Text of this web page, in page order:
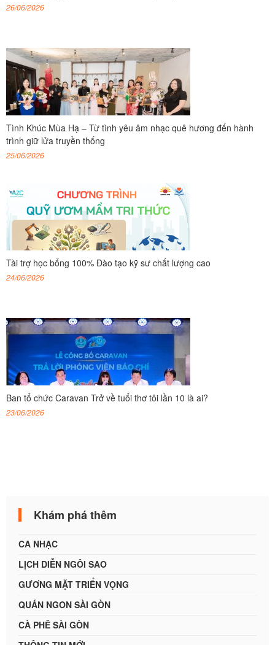
26/06/2026
Tình Khúc Mùa Hạ – Từ tình yêu âm nhạc quê hương đến hành
trình giữ lửa truyền thống
25/06/2026
Tài trợ học bổng 100% Đào tạo kỹ sư chất lượng cao
24/06/2026
Ban tổ chức Caravan Trở về tuổi thơ tôi lần 10 là ai?
23/06/2026
Khám phá thêm
CA NHẠC
LỊCH DIỄN NGÔI SAO
GƯƠNG MẶT TRIỂN VỌNG
QUÁN NGON SÀI GÒN
CÀ PHÊ SÀI GÒN